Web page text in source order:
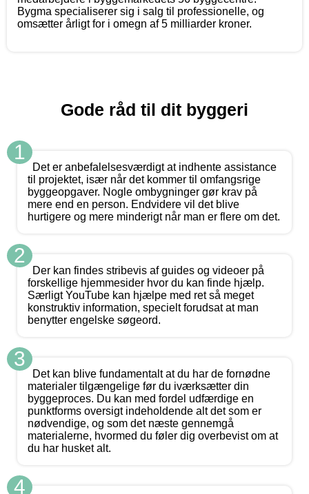
Bygma specialiserer sig i salg til professionelle, og
omsætter årligt for i omegn af 5 milliarder kroner.
Gode råd til dit byggeri
1
Det er anbefalelsesværdigt at indhente assistance
til projektet, især når det kommer til omfangsrige
byggeopgaver. Nogle ombygninger gør krav på
mere end en person. Endvidere vil det blive
hurtigere og mere minderigt når man er flere om det.
2
Der kan findes stribevis af guides og videoer på
forskellige hjemmesider hvor du kan finde hjælp.
Særligt YouTube kan hjælpe med ret så meget
konstruktiv information, specielt forudsat at man
benytter engelske søgeord.
3
Det kan blive fundamentalt at du har de fornødne
materialer tilgængelige før du iværksætter din
byggeproces. Du kan med fordel udfærdige en
punktforms oversigt indeholdende alt det som er
nødvendige, og som det næste gennemgå
materialerne, hvormed du føler dig overbevist om at
du har husket alt.
4